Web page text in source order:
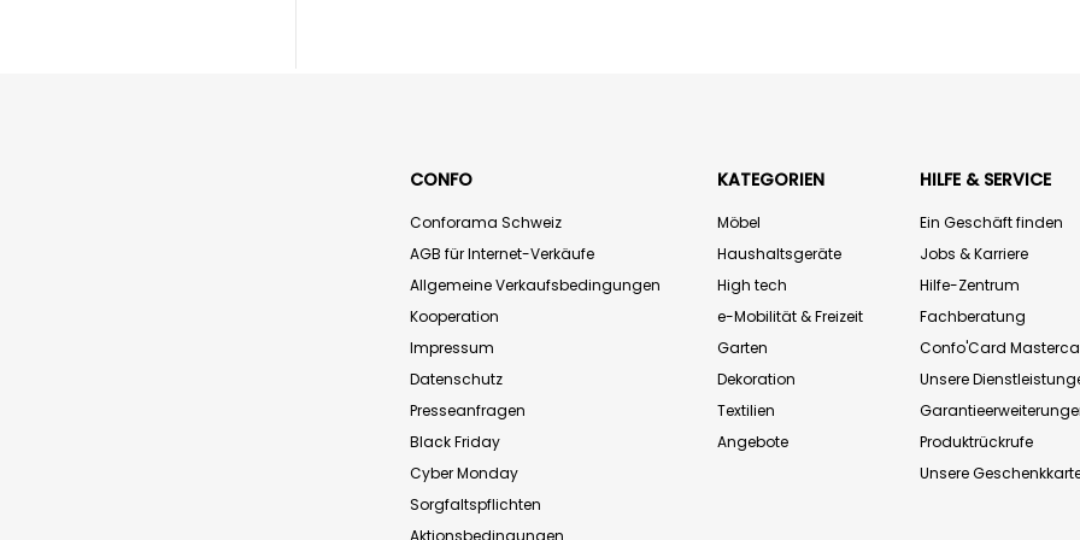
CONFO
Conforama Schweiz
AGB für Internet-Verkäufe
Allgemeine Verkaufsbedingungen
Kooperation
Impressum
Datenschutz
Presseanfragen
Black Friday
Cyber Monday
Sorgfaltspflichten
KATEGORIEN
Möbel
Haushaltsgeräte
High tech
e-Mobilität & Freizeit
Garten
Dekoration
Textilien
Angebote
HILFE & SERVICE
Ein Geschäft finden
Jobs & Karriere
Hilfe-Zentrum
Fachberatung
Confo'Card
Unsere
Produktrückrufe
Unsere